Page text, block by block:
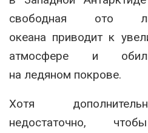
свободная ото
океана приводит к
атмосфере и
на ледяном покрове.
Хотя
недостаточно,